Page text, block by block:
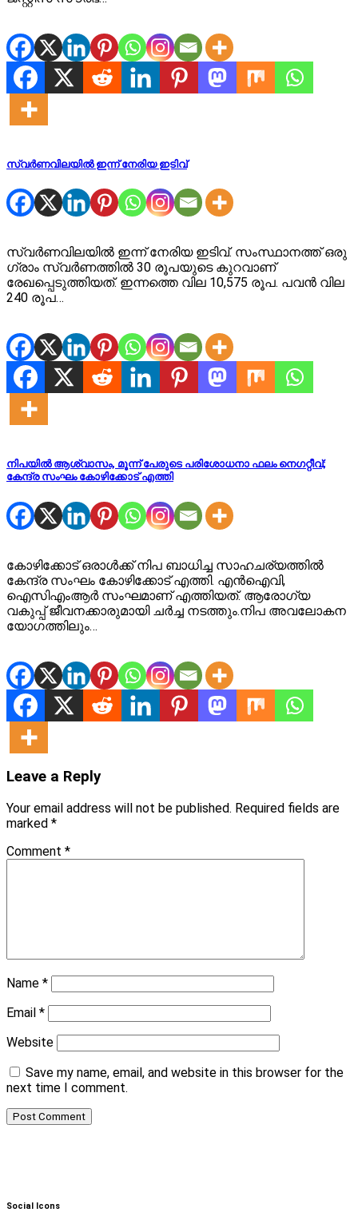
സ്വർണവിലയിൽ ഇന്ന് നേരിയ ഇടിവ്
സ്വർണവിലയിൽ ഇന്ന് നേരിയ ഇടിവ്. സംസ്ഥാനത്ത് ഒരു
ഗ്രാം സ്വർണത്തിൽ 30 രൂപയുടെ കുറവാണ്
രേഖപ്പെടുത്തിയത്. ഇന്നത്തെ വില 10,575 രൂപ. പവൻ വില
240 രൂപ…
നിപയിൽ ആശ്വാസം, മൂന്ന് പേരുടെ പരിശോധനാ ഫലം നെഗറ്റീവ്;
കേന്ദ്ര സംഘം കോഴിക്കോട് എത്തി
കോഴിക്കോട് ഒരാൾക്ക് നിപ ബാധിച്ച സാഹചര്യത്തിൽ
കേന്ദ്ര സംഘം കോഴിക്കോട് എത്തി. എൻഐവി,
ഐസിഎംആർ സംഘമാണ് എത്തിയത്. ആരോഗ്യ
വകുപ്പ് ജീവനക്കാരുമായി ചർച്ച നടത്തും.നിപ അവലോകന
യോഗത്തിലും…
Leave a Reply
Your email address will not be published. Required fields are
marked *
Comment *
Name *
Email *
Website
Save my name, email, and website in this browser for the
next time I comment.
Social Icons